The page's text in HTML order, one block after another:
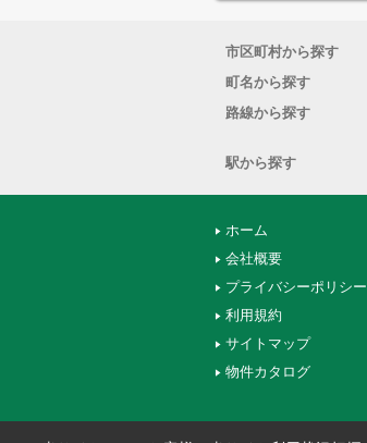
市区町村から探す
町名から探す
路線から探す
駅から探す
ホーム
会社概要
プライバシーポリシー
利用規約
サイトマップ
物件カタログ